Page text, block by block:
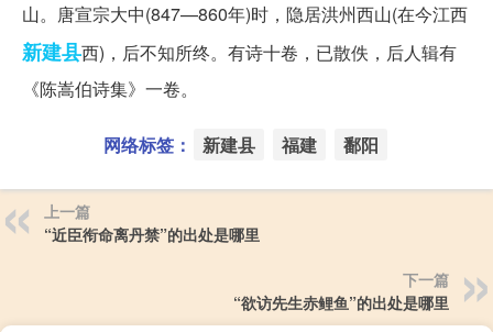
山。唐宣宗大中(847—860年)时，隐居洪州西山(在今江西
新建县西)，后不知所终。有诗十卷，已散佚，后人辑有
《陈嵩伯诗集》一卷。
网络标签： 新建县 福建 鄱阳
上一篇
“近臣衔命离丹禁”的出处是哪里
下一篇
“欲访先生赤鲤鱼”的出处是哪里